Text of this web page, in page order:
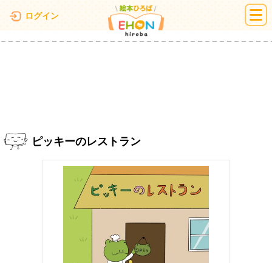
ログイン 絵本ひろば
ピッキーのレストラン